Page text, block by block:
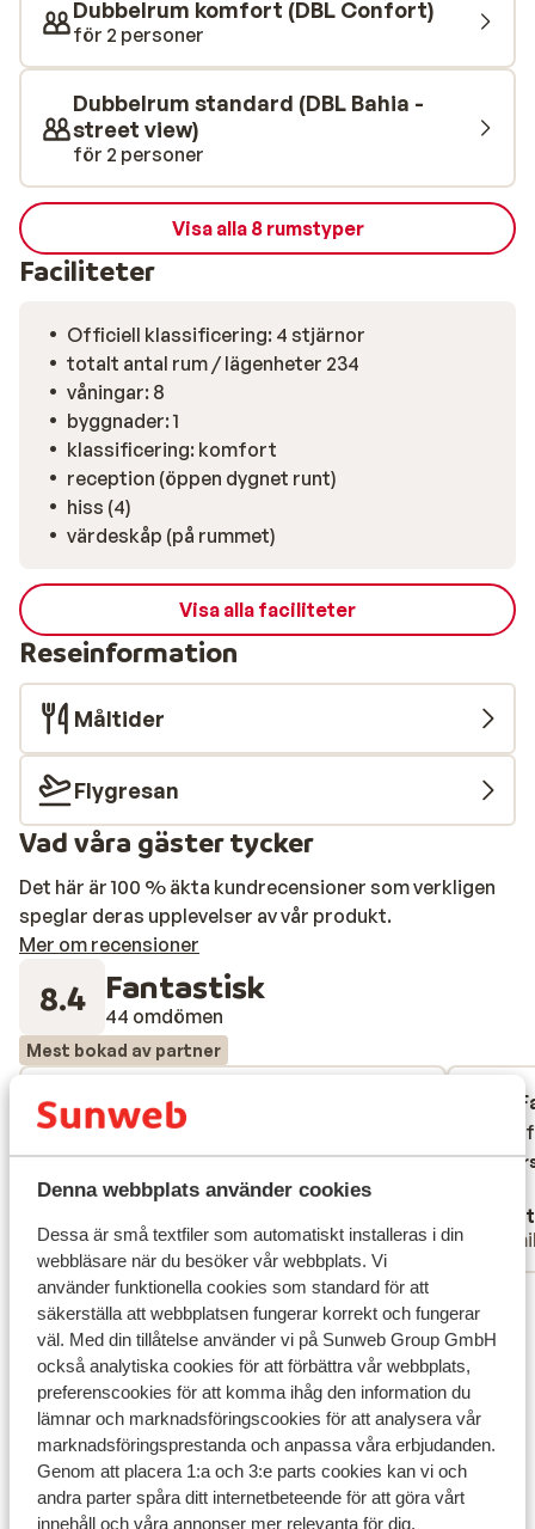
Denna webbplats använder cookies
Dessa är små textfiler som automatiskt installeras i din
webbläsare när du besöker vår webbplats. Vi
använder funktionella cookies som standard för att
säkerställa att webbplatsen fungerar korrekt och fungerar
väl. Med din tillåtelse använder vi på Sunweb Group GmbH
också analytiska cookies för att förbättra vår webbplats,
preferenscookies för att komma ihåg den information du
lämnar och marknadsföringscookies för att analysera vår
marknadsföringsprestanda och anpassa våra erbjudanden.
Genom att placera 1:a och 3:e parts cookies kan vi och
andra parter spåra ditt internetbeteende för att göra vårt
innehåll och våra annonser mer relevanta för dig.
kan du smaka på läckra rätter och njuta av dina
favoritdrinkar i en avslappnad atmosfär.
Dubbelrum komfort (DBL Confort)
för 2 personer
Dubbelrum standard (DBL Bahia -
street view)
för 2 personer
Visa alla 8 rumstyper
Faciliteter
Officiell klassificering: 4 stjärnor
totalt antal rum / lägenheter 234
våningar: 8
byggnader: 1
klassificering: komfort
reception (öppen dygnet runt)
hiss (4)
värdeskåp (på rummet)
Visa alla faciliteter
Reseinformation
Måltider
Flygresan
Vad våra gäster tycker
Det här är 100 % äkta kundrecensioner som verkligen
speglar deras upplevelser av vår produkt.
Mer om recensioner
8.4 Fantastisk
44 omdömen
Mest bokad av partner
9.1 Fantastisk
Perfect hotel, goede kamer, goede
service, fantastisch restaurant
Perfect hotel, goede kamer, goede
service, fantastisch restaurant
Översätt till svenska
Familj
Super
Super
Visa alla 44 omdömen
Läge
Visa på karta